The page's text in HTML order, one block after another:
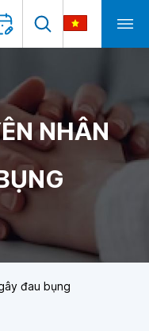
NHÂN
đau bụng